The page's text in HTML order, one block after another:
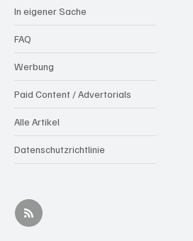
In eigener Sache
FAQ
Werbung
Paid Content / Advertorials
Alle Artikel
Datenschutzrichtlinie